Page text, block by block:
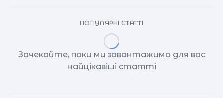
ПОПУЛЯРНІ СТАТТІ
Зачекайте, поки ми завантажимо для вас
найцікавіші статті